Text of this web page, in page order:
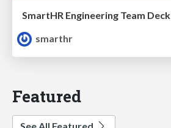
SmartHR Engineering Team Deck
smarthr
Featured